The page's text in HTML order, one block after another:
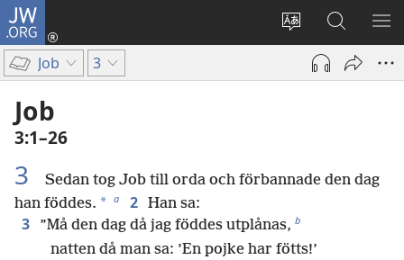
JW.ORG
Ändra
webbplatsens
språk
Logga
(öppnar
Sök
på
jw.org
Job 3
Job
3:1–26
3
Sedan tog Job till orda och förbannade den dag
han föddes. * a 2 Han sa:
3 ”Må den dag då jag föddes utplånas, b
natten då man sa: ’En pojke har fötts!’